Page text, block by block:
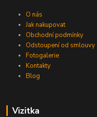
O nás
Jak nakupovat
Obchodní podmínky
Odstoupení od smlouvy
Fotogalerie
Kontakty
Blog
Vizitka